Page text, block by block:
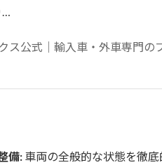
ス公式｜輸入車・外車専門の
備: 車両の全般的な状態を徹